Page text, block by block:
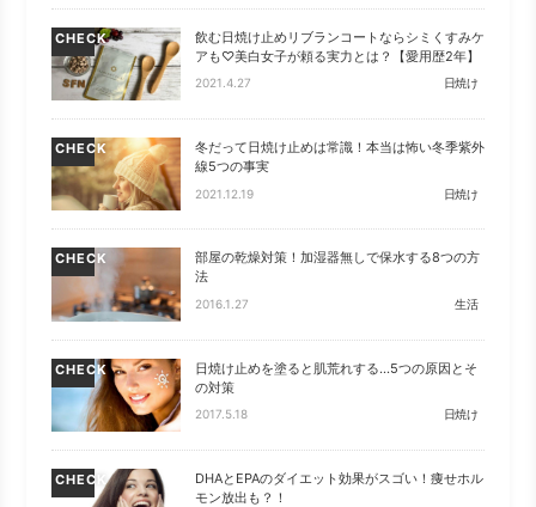
CHECK
飲む日焼け止めリブランコートならシミくすみケ
アも♡美白女子が頼る実力とは？【愛用歴2年】
2021.4.27 日焼け
CHECK
冬だって日焼け止めは常識！本当は怖い冬季紫外
線5つの事実
2021.12.19 日焼け
CHECK
部屋の乾燥対策！加湿器無しで保水する8つの方
法
2016.1.27 生活
CHECK
日焼け止めを塗ると肌荒れする…5つの原因とそ
の対策
2017.5.18 日焼け
CHECK
DHAとEPAのダイエット効果がスゴい！痩せホル
モン放出も？！